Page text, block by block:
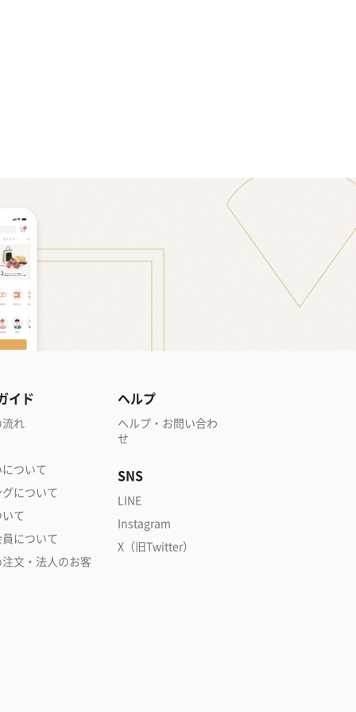
イド
れ
ついて
について
て
について
文・法人のお客
ヘルプ
ヘルプ・お問い合わ
せ
SNS
LINE
Instagram
X（旧Twitter）